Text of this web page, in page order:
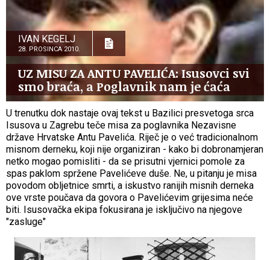
IVAN KEGELJ
28. PROSINCA 2010.
UZ MISU ZA ANTU PAVELIĆA: Isusovci svi
smo braća, a Poglavnik nam je ćaća
U trenutku dok nastaje ovaj tekst u Bazilici presvetoga srca
Isusova u Zagrebu teče misa za poglavnika Nezavisne
države Hrvatske Antu Pavelića. Riječ je o već tradicionalnom
misnom derneku, koji nije organiziran - kako bi dobronamjeran
netko mogao pomisliti - da se prisutni vjernici pomole za
spas paklom spržene Pavelićeve duše. Ne, u pitanju je misa
povodom obljetnice smrti, a iskustvo ranijih misnih derneka
ove vrste poučava da govora o Pavelićevim grijesima neće
biti. Isusovačka ekipa fokusirana je isključivo na njegove
"zasluge"